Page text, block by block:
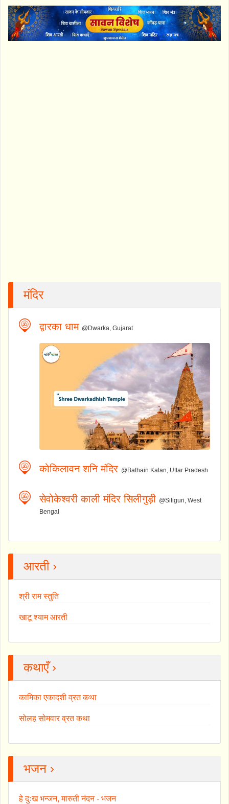
मंदिर
द्वारका धाम @Dwarka, Gujarat
कोकिलावन शनि मंदिर @Bathain Kalan, Uttar Pradesh
सेवोकेश्वरी काली मंदिर सिलीगुड़ी @Siliguri, West
Bengal
आरती ›
श्री राम स्तुति
खाटू श्याम आरती
कथाएँ ›
कामिका एकादशी व्रत कथा
सोलह सोमवार व्रत कथा
भजन ›
हे दुःख भन्जन, मारुती नंदन - भजन